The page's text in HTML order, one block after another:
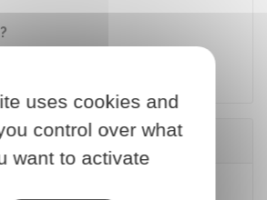
ans
gardé à l'extérieur
uses cookies and
control over what
want to activate